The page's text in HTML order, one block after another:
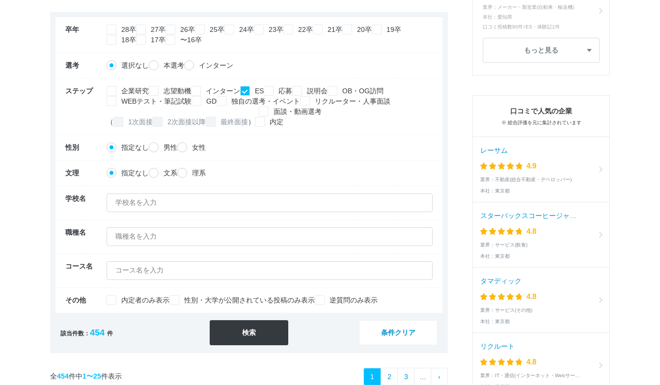
卒年 28卒 27卒 26卒 25卒 24卒 23卒 22卒 21卒 20卒
19卒
18卒
17卒 〜16卒
選考 選択なし 本選考 インターン
ステップ 企業研究 志望動機 インターン ES 応募 説明会
OB・OG訪問
WEBテスト・筆記試験
GD 独自の選考・イベント
リクルーター・人事面談
面談・動画選考
（
1次面接 2次面接以降 最終面接） 内定
性別 指定なし 男性 女性
文理 指定なし 文系 理系
学校名
学校名を入力
職種名
職種名を入力
コース名
コース名を入力
その他 内定者のみ表示 性別・大学が公開されている投稿のみ表示 逆質問のみ表示
該当件数： 454 件 検索 条件クリア
全454件中1〜25件表示 1 2 3 ›
業界：
メーカー・製造業(自動車・輸送機)
本社： 愛知県
口コミ投稿数90件 ES・体験記1件
もっと見る
口コミで人気の企業
※ 総合評価を元に集計されています
レーサム
4.9
業界： 不動産(総合不動産・デベロッパー)
本社： 東京都
4.8
業界： サービス(飲食)
本社： 東京都
タマディック
4.8
業界： サービス(その他)
本社： 東京都
リクルート
4.8
業界：